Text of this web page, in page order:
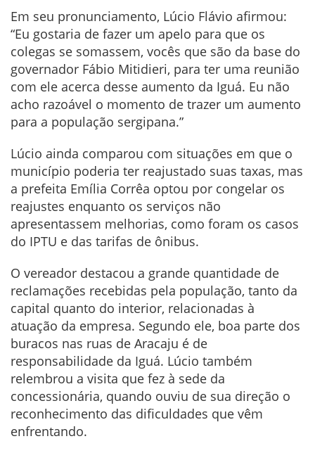
Em seu pronunciamento, Lúcio Flávio afirmou:
“Eu gostaria de fazer um apelo para que os
colegas se somassem, vocês que são da base do
governador Fábio Mitidieri, para ter uma reunião
com ele acerca desse aumento da Iguá. Eu não
acho razoável o momento de trazer um aumento
para a população sergipana.”
Lúcio ainda comparou com situações em que o
município poderia ter reajustado suas taxas, mas
a prefeita Emília Corrêa optou por congelar os
reajustes enquanto os serviços não
apresentassem melhorias, como foram os casos
do IPTU e das tarifas de ônibus.
O vereador destacou a grande quantidade de
reclamações recebidas pela população, tanto da
capital quanto do interior, relacionadas à
atuação da empresa. Segundo ele, boa parte dos
buracos nas ruas de Aracaju é de
responsabilidade da Iguá. Lúcio também
relembrou a visita que fez à sede da
concessionária, quando ouviu de sua direção o
reconhecimento das dificuldades que vêm
enfrentando.